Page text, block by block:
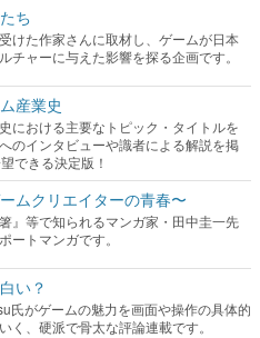
ち
けた作家さんに取材し、ゲームが日本
チャーに与えた影響を探る企画です。
産業史
における主要なトピック・タイトルを
のインタビューや識者による解説を掲
できる決定版！
ムクリエイターの青春〜
』等で知られるマンガ家・田中圭一先
ートマンガです。
い？
氏がゲームの魅力を画面や操作の具体的
く、硬派で骨太な評論連載です。